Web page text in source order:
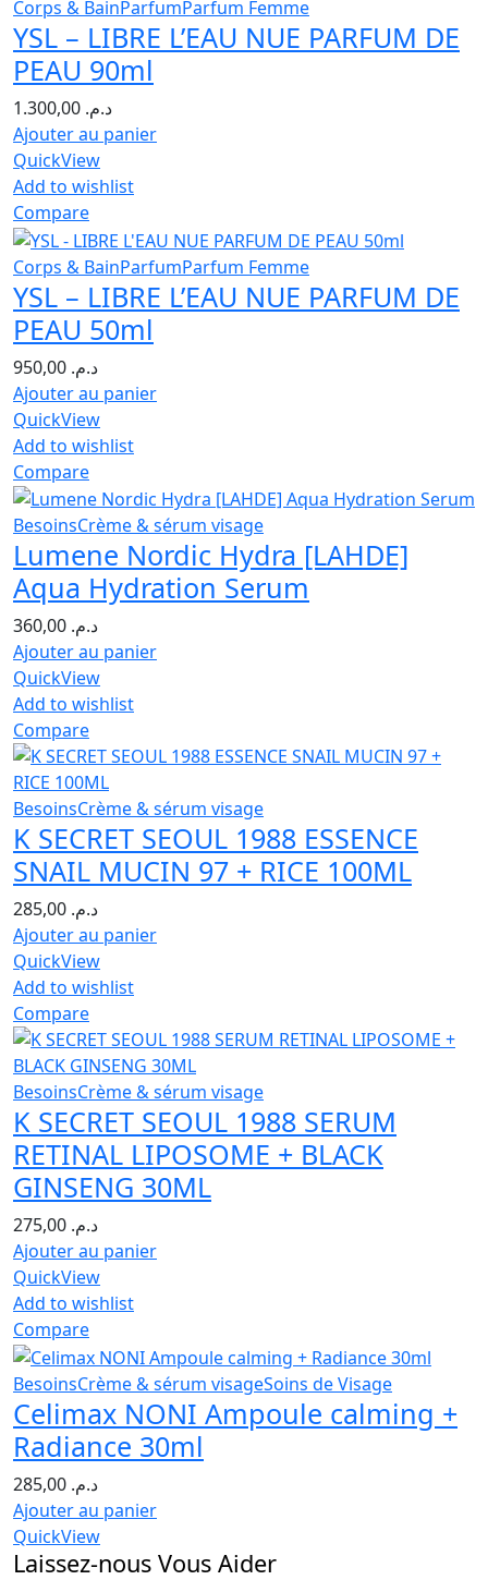
Corps & BainParfumParfum Femme
YSL – LIBRE L’EAU NUE PARFUM DE
PEAU 90ml
د.م.
Ajouter au panier
QuickView
Add to wishlist
Compare
Corps & BainParfumParfum Femme
YSL – LIBRE L’EAU NUE PARFUM DE
PEAU 50ml
د.م.
Ajouter au panier
QuickView
Add to wishlist
Compare
BesoinsCrème & sérum visage
Lumene Nordic Hydra [LAHDE]
Aqua Hydration Serum
د.م.
Ajouter au panier
QuickView
Add to wishlist
Compare
BesoinsCrème & sérum visage
K SECRET SEOUL 1988 ESSENCE
SNAIL MUCIN 97 + RICE 100ML
د.م.
Ajouter au panier
QuickView
Add to wishlist
Compare
BesoinsCrème & sérum visage
K SECRET SEOUL 1988 SERUM
RETINAL LIPOSOME + BLACK
GINSENG 30ML
د.م.
Ajouter au panier
QuickView
Add to wishlist
Compare
BesoinsCrème & sérum visageSoins de Visage
Celimax NONI Ampoule calming +
Radiance 30ml
د.م.
Ajouter au panier
QuickView
Laissez-nous Vous Aider